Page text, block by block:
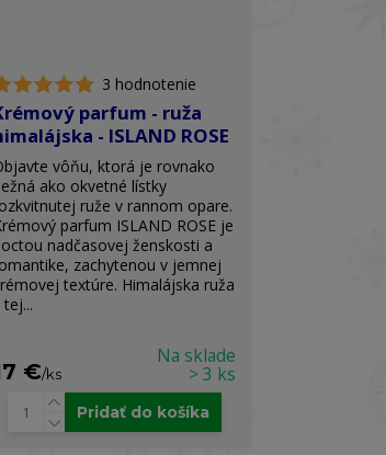
3 hodnotenie
parfum - ruža
- ISLAND ROSE
vôňu, ktorá je rovnako
ako okvetné lístky
ruže v rannom opare.
parfum ISLAND ROSE je
nadčasovej ženskosti a
zachytenou v jemnej
textúre. Himalájska ruža
tej...
€/ks
Na sklade
> 3 ks
Pridať do košíka